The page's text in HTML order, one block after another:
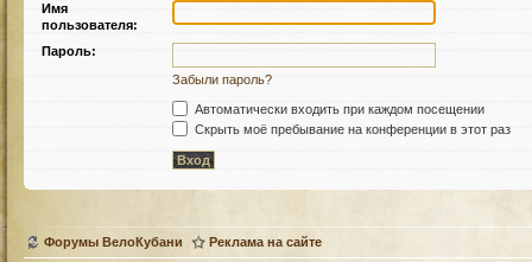
Имя
пользователя:
Пароль:
Забыли пароль?
Автоматически входить при каждом посещении
Скрыть моё пребывание на конференции в этот раз
Форумы ВелоКубани Реклама на сайте